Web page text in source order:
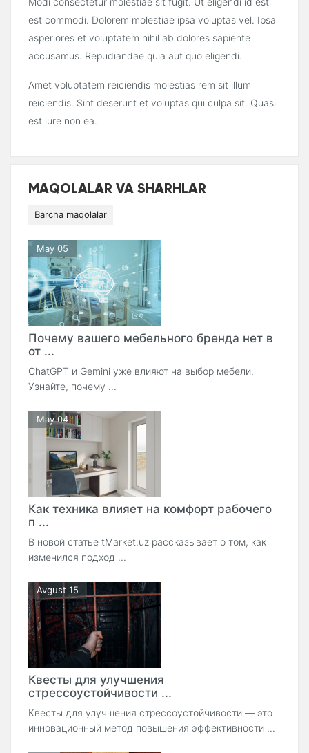
est commodi. Dolorem molestiae ipsa voluptas vel. Ipsa
asperiores et voluptatem nihil ab dolores sapiente
accusamus. Repudiandae quia aut quo eligendi.
Amet voluptatem reiciendis molestias rem sit illum
reiciendis. Sint deserunt et voluptas qui culpa sit. Quasi
est iure non ea.
MAQOLALAR VA SHARHLAR
Barcha maqolalar
May 05
Почему вашего мебельного бренда нет в
от ...
ChatGPT и Gemini уже влияют на выбор мебели.
Узнайте, почему ...
May 04
Как техника влияет на комфорт рабочего
п ...
В новой статье tMarket.uz рассказывает о том, как
изменился подход ...
Avgust 15
Квесты для улучшения
стрессоустойчивости ...
Квесты для улучшения стрессоустойчивости — это
инновационный метод повышения эффективности ...